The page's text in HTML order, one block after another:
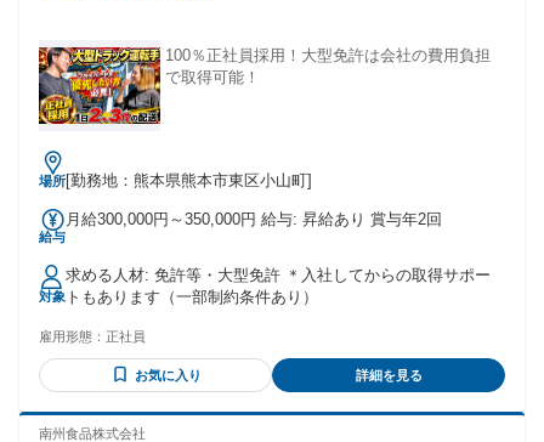
100％正社員採用！大型免許は会社の費用負担
で取得可能！
場所[勤務地：熊本県熊本市東区小山町]
給与
月給300,000円～350,000円 給与: 昇給あり 賞与年2回
対象
求める人材: 免許等・大型免許 ＊入社してからの取得サポー
トもあります（一部制約条件あり）
雇用形態： 正社員
お気に入り 詳細を見る
南州食品株式会社